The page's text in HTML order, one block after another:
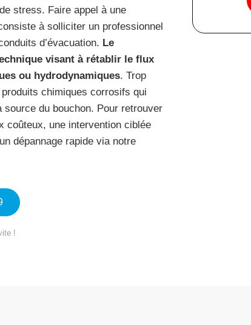
stress. Faire appel à une
à solliciter un professionnel
d’évacuation. Le
visant à rétablir le flux
ou hydrodynamiques. Trop
chimiques corrosifs qui
du bouchon. Pour retrouver
coûteux, une intervention ciblée
dépannage rapide via notre
!